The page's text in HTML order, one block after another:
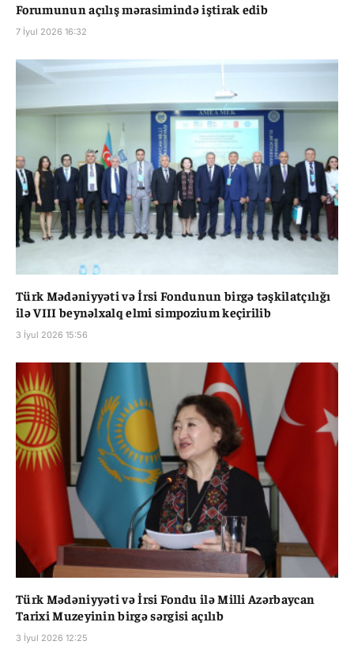
Forumunun açılış mərasimində iştirak edib
7 İyul 2026 16:32
Türk Mədəniyyəti və İrsi Fondunun birgə təşkilatçılığı
ilə VIII beynəlxalq elmi simpozium keçirilib
3 İyul 2026 15:56
Türk Mədəniyyəti və İrsi Fondu ilə Milli Azərbaycan
Tarixi Muzeyinin birgə sərgisi açılıb
3 İyul 2026 12:25